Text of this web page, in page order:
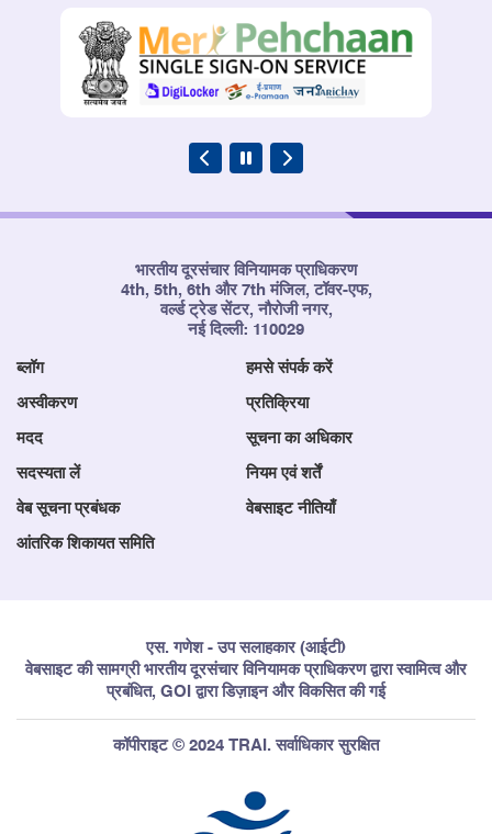
भारतीय दूरसंचार विनियामक प्राधिकरण
4th, 5th, 6th और 7th मंजिल, टॉवर-एफ,
वर्ल्ड ट्रेड सेंटर, नौरोजी नगर,
नई दिल्ली: 110029
ब्लॉग हमसे संपर्क करें
अस्वीकरण प्रतिक्रिया
मदद सूचना का अधिकार
सदस्यता लें नियम एवं शर्तें
वेब सूचना प्रबंधक वेबसाइट नीतियाँ
आंतरिक शिकायत समिति
एस. गणेश - उप सलाहकार (आईटी)
वेबसाइट की सामग्री भारतीय दूरसंचार विनियामक प्राधिकरण द्वारा स्वामित्व और
प्रबंधित, GOI द्वारा डिज़ाइन और विकसित की गई
कॉपीराइट © 2024 TRAI. सर्वाधिकार सुरक्षित